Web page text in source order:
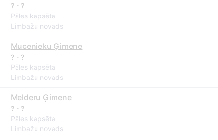
? - ?
Pāles kapsēta
Limbažu novads
Mucenieku Ģimene
? - ?
Pāles kapsēta
Limbažu novads
Melderu Ģimene
? - ?
Pāles kapsēta
Limbažu novads